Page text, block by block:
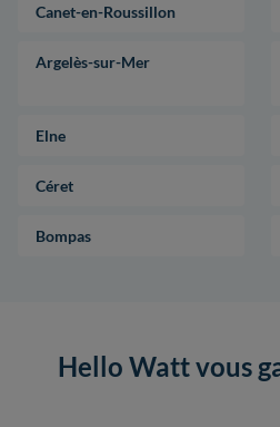
Canet-en-Roussillon
Argelès-sur-Mer
Elne
Céret
Bompas
Hello Watt vous